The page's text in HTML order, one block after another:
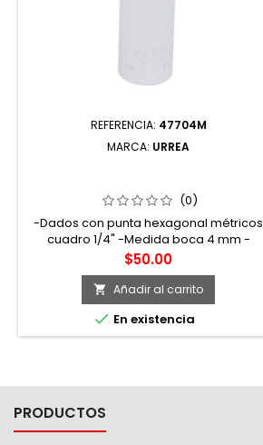
REFERENCIA: 47704M
MARCA: URREA
MÉTRICO 4 MM URREA
(0)
-Dados con punta hexagonal métricos
cuadro 1/4" -Medida boca 4 mm -
Longitud 2"
Precio
$50.00
 Añadir al carrito
 En existencia
PRODUCTOS